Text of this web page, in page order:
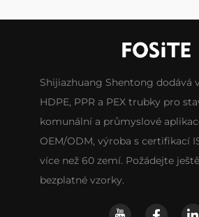
Shijiazhuang Shentong dodává
HDPE, PPR a PEX trubky pro
komunální a průmyslové
OEM/ODM, výroba s certifikací
více než 60 zemí. Požádejte
bezplatné vzorky.